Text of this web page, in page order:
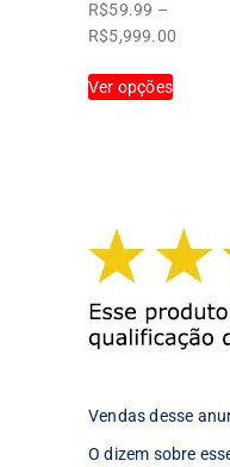
R$59.99 –
R$5,999.00
Ver opçõesproduto
opções
podem
ser
na
Vendas desse
O dizem sobre